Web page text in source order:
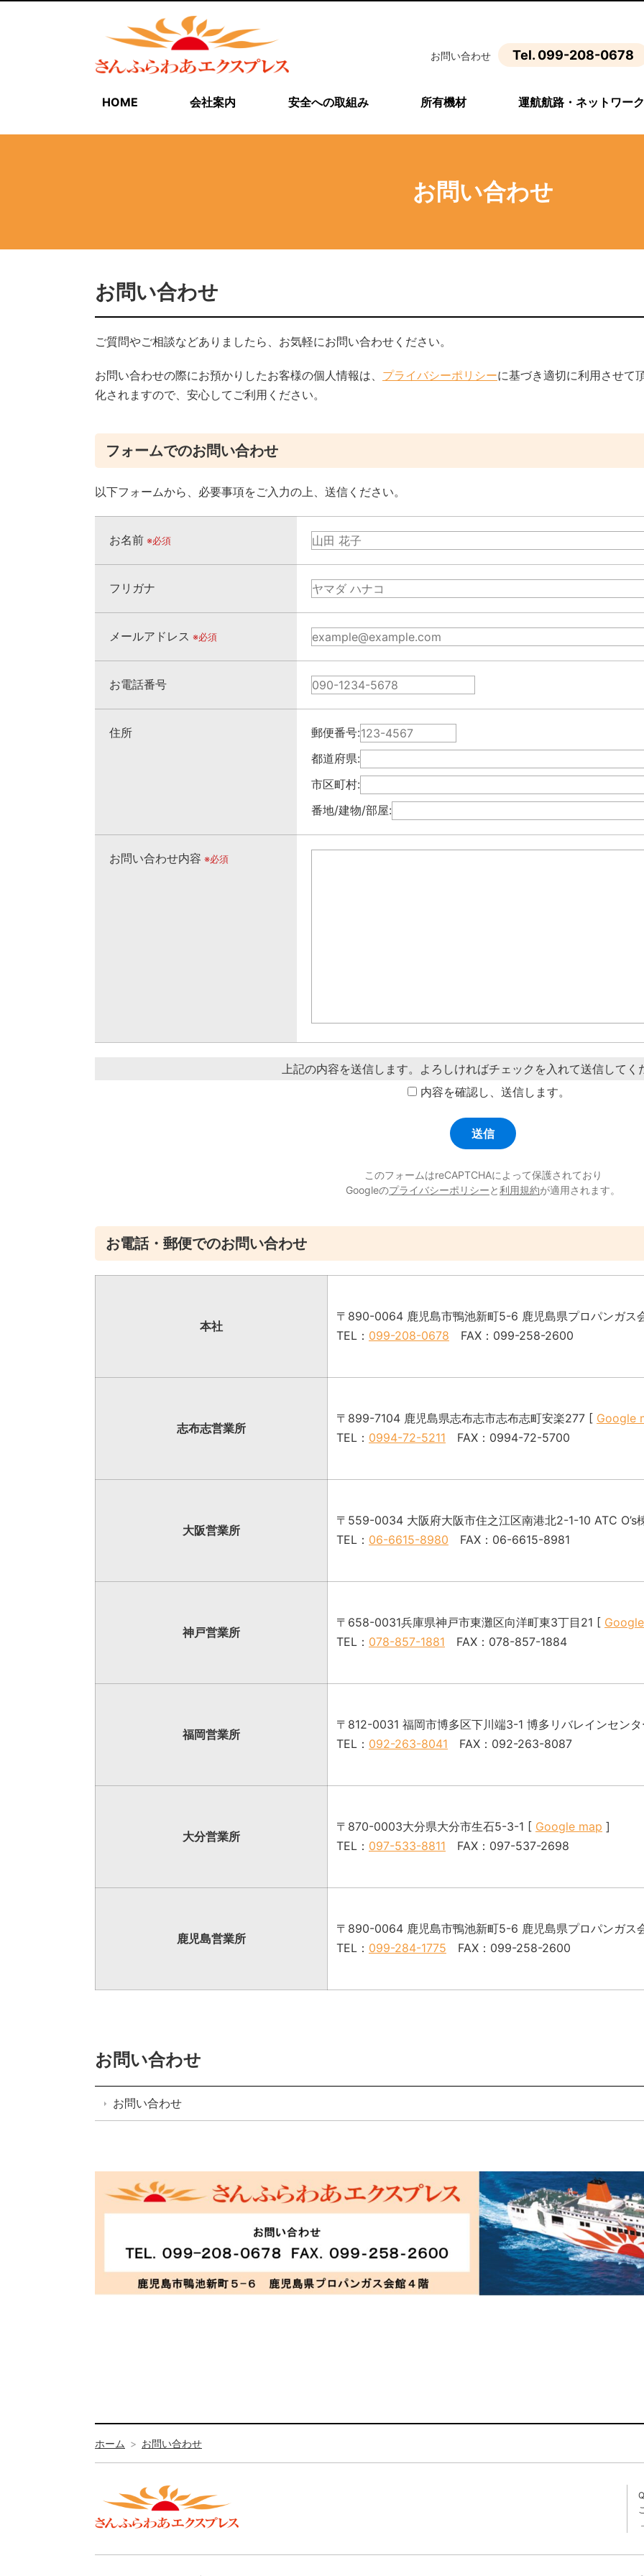
HOME 会社案内 安全への取組み 所有機材 運航航路・ネットワー
お問い合わせ Tel. 099-208-0678
お問い合わせ
お問い合わせ
ご質問やご相談などありましたら、お気軽にお問い合わせください。
お問い合わせの際にお預かりしたお客様の個人情報は、 プライバシーポリシーに基づき適切に利用させて
化されますので、安心してご利用ください。
フォームでのお問い合わせ
以下フォームから、必要事項をご入力の上、送信ください。
お名前 ※必須
フリガナ
メールアドレス ※必須
お電話番号
住所
郵便番号:
都道府県:
市区町村:
番地/建物/部屋:
お問い合わせ内容 ※必須
上記の内容を送信します。よろしければチェックを入れて送信してく
内容を確認し、送信します。
このフォームはreCAPTCHAによって保護されており
Googleのプライバシーポリシーと利用規約が適用されます。
お電話・郵便でのお問い合わせ
本社
〒890-0064 鹿児島市鴨池新町5-6 鹿児島県プロパンガ
TEL： 099-208-0678 FAX：099-258-2600
志布志営業所
〒899-7104 鹿児島県志布志市志布志町安楽277 [ Google
TEL： 0994-72-5211 FAX：0994-72-5700
大阪営業所
〒559-0034 大阪府大阪市住之江区南港北2-1-10 ATC
TEL： 06-6615-8980 FAX：06-6615-8981
神戸営業所
〒658-0031兵庫県神戸市東灘区向洋町東3丁目21 [
TEL： 078-857-1881 FAX：078-857-1884
福岡営業所
〒812-0031 福岡市博多区下川端3-1 博多リバレインセン
TEL： 092-263-8041 FAX：092-263-8087
大分営業所
〒870-0003大分県大分市生石5-3-1 [ Google map ]
TEL： 097-533-8811 FAX：097-537-2698
鹿児島営業所
〒890-0064 鹿児島市鴨池新町5-6 鹿児島県プロパンガ
TEL： 099-284-1775 FAX：099-258-2600
お問い合わせ
お問い合わせ
ホーム お問い合わせ